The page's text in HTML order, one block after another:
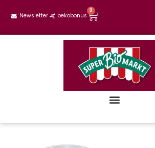
Newsletter oekobonus
0